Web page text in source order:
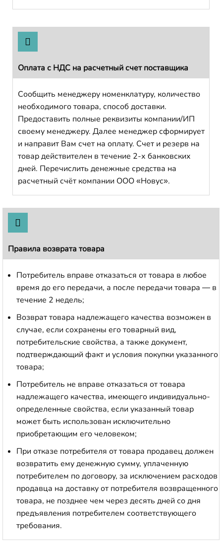
Оплата с НДС на расчетный счет поставщика
Сообщить менеджеру номенклатуру, количество
необходимого товара, способ доставки.
Предоставить полные реквизиты компании/ИП
своему менеджеру. Далее менеджер сформирует
и направит Вам счет на оплату. Счет и резерв на
товар действителен в течение 2-х банковских
дней. Перечислить денежные средства на
расчетный счёт компании ООО «Новус».
Правила возврата товара
Потребитель вправе отказаться от товара в любое
время до его передачи, а после передачи товара — в
течение 2 недель;
Возврат товара надлежащего качества возможен в
случае, если сохранены его товарный вид,
потребительские свойства, а также документ,
подтверждающий факт и условия покупки указанного
товара;
Потребитель не вправе отказаться от товара
надлежащего качества, имеющего индивидуально-
определенные свойства, если указанный товар
может быть использован исключительно
приобретающим его человеком;
При отказе потребителя от товара продавец должен
возвратить ему денежную сумму, уплаченную
потребителем по договору, за исключением расходов
продавца на доставку от потребителя возвращенного
товара, не позднее чем через десять дней со дня
предъявления потребителем соответствующего
требования.